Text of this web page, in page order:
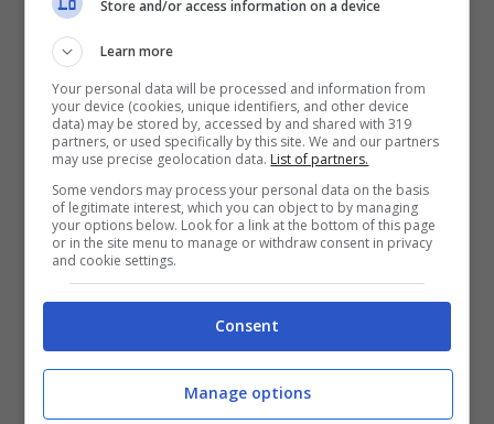
la durata dell’incontro. Non solo, ha
aggiunto anche: “
funziona“. Parlando di cose belle, invece,
ha voluto dedicare la vittoria del Mondiale
a chi ha sempre creduto in lui.
Ovviamente alla famiglia che lo ha sempre
supportato nelle sue scelte e che lo ha
visto andare via giovane. Dopo il
trasferimento in Inghilterra (nel 2010) li ha
visti poche volte. Una vittoria che dedica a
Store and/or access information on a device
Learn more
Your personal data will be processed and information from
your device (cookies, unique identifiers, and other device
data) may be stored by, accessed by and shared with 319
partners, or used specifically by this site. We and our partners
may use precise geolocation data. List of partners.
Some vendors may process your personal data on the basis
of legitimate interest, which you can object to by managing
your options below. Look for a link at the bottom of this page
or in the site menu to manage or withdraw consent in privacy
and cookie settings.
Consent
Manage options